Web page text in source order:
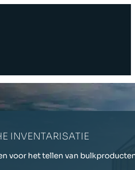
INVENTARISATIE
voor het tellen van